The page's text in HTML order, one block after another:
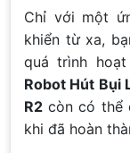
Chỉ với một
khiển từ xa,
quá trình
Robot Hút Bụi
R2 còn có thể
khi đã hoàn